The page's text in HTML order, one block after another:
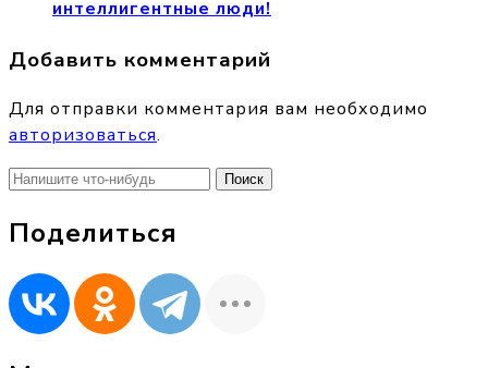
интеллигентные люди!
Добавить комментарий
Для отправки комментария вам необходимо
авторизоваться.
Найти:
Поделиться